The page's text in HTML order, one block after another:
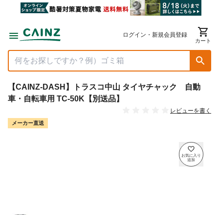
ログイン・新規会員登録
カート
【CAINZ-DASH】トラスコ中山 タイヤチャック 自動
車・自転車用 TC-50K【別送品】
レビューを書く
メーカー直送